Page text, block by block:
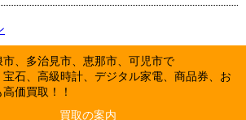
、多治見市、恵那市、可児市で
石、高級時計、デジタル家電、商品券、お
価買取！！
買取の案内